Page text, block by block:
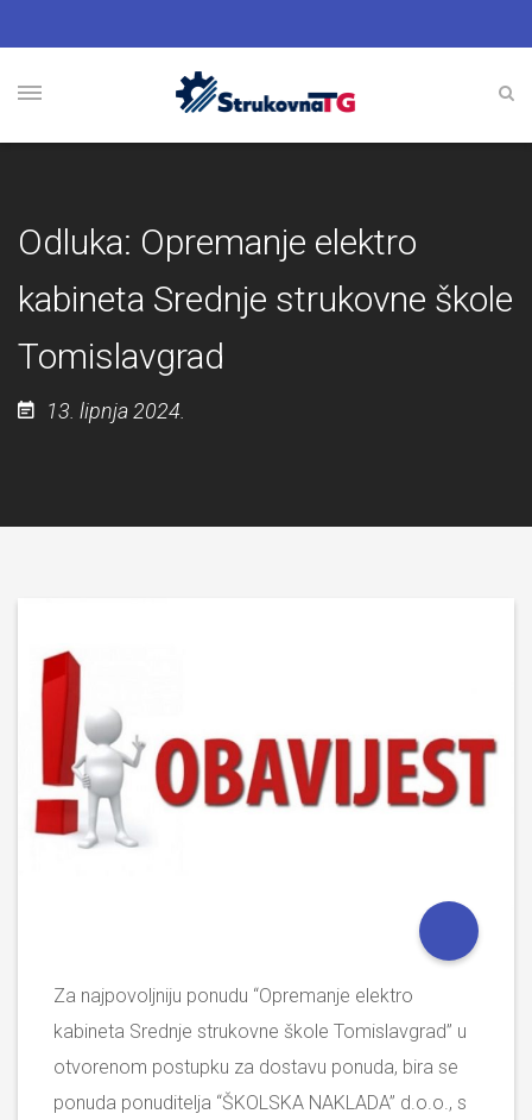
Odluka: Opremanje elektro
kabineta Srednje strukovne škole
Tomislavgrad
13. lipnja 2024.
Za najpovoljniju ponudu “Opremanje elektro
kabineta Srednje strukovne škole Tomislavgrad” u
otvorenom postupku za dostavu ponuda, bira se
ponuda ponuditelja “ŠKOLSKA NAKLADA” d.o.o., s